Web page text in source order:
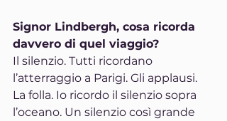
Signor Lindbergh, cosa ricorda
davvero di quel viaggio?
Il silenzio. Tutti ricordano
l’atterraggio a Parigi. Gli applausi.
La folla. Io ricordo il silenzio sopra
l’oceano. Un silenzio così grande